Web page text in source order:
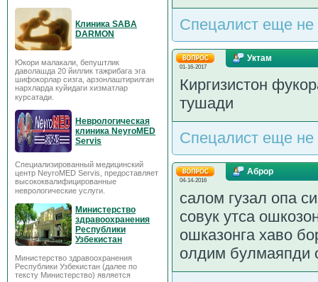
Клиника SABA
DARMON
Юкори малакали, бепуштлик
даволашда 20 йиллик тажрибага эга
шифокорлар сизга, арзонлаштирилган
нархларда куйидаги хизматлар
курсатади.
Неврологическая
клиника NeyroMED
Servis
Специализированный медицинский
центр NeyroMED Servis, предоставляет
высококвалифицированные
неврологические услуги.
Министерство
здравоохранения
Республики
Узбекистан
Министерство здравоохранения
Республики Узбекистан (далее по
тексту Министерство) является
Спецалист еще не
01-16-2017
Уктам
Киргизистон
тушади
Спецалист еще не
04-14-2016
Аброр
салом гузал опа
совук утса
ошказонга хаво
олдим булмаяпди